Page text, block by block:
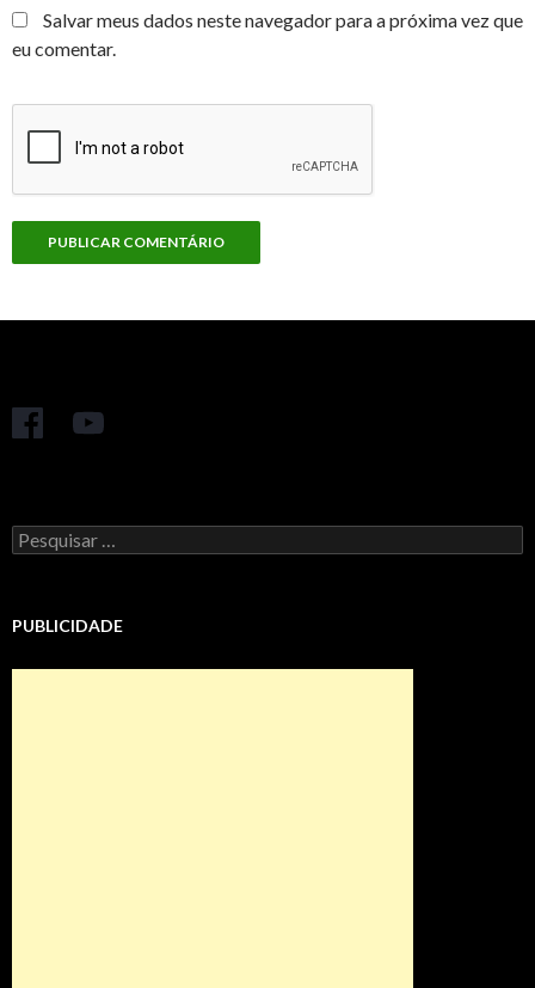
Salvar meus dados neste navegador para a próxima vez que
eu comentar.
Pesquisar
por:
PUBLICIDADE